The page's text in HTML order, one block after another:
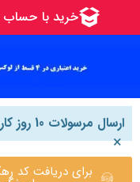
ارسال مرسولات 10 روز کاری میباشد
×
برای دریافت کد